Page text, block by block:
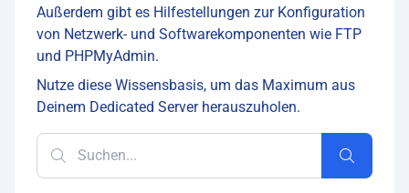
Außerdem gibt es Hilfestellungen zur Konfiguration
von Netzwerk- und Softwarekomponenten wie FTP
und PHPMyAdmin.
Nutze diese Wissensbasis, um das Maximum aus
Deinem Dedicated Server herauszuholen.